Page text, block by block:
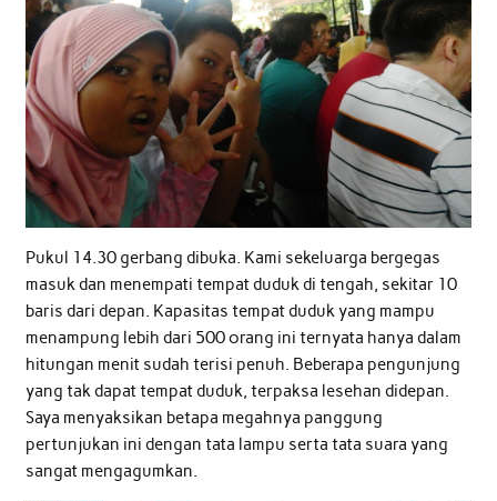
Pukul 14.30 gerbang dibuka. Kami sekeluarga bergegas
masuk dan menempati tempat duduk di tengah, sekitar 10
baris dari depan. Kapasitas tempat duduk yang mampu
menampung lebih dari 500 orang ini ternyata hanya dalam
hitungan menit sudah terisi penuh. Beberapa pengunjung
yang tak dapat tempat duduk, terpaksa lesehan didepan.
Saya menyaksikan betapa megahnya panggung
pertunjukan ini dengan tata lampu serta tata suara yang
sangat mengagumkan.